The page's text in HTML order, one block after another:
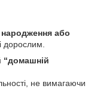
або
дорослим.
“домашній
не вимагаючи